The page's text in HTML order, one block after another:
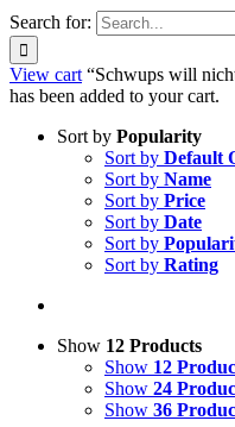
Search for:
View cart “Schwups will
has been added to your cart.
Sort by Popularity
Sort by Default
Sort by Name
Sort by Price
Sort by Date
Sort by
Sort by Rating
Show 12 Products
Show 12
Show 24
Show 36